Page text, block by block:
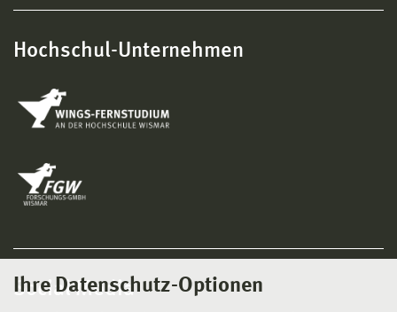
Ihre Datenschutz-Optionen
Hochschul-Unternehmen
Social Media